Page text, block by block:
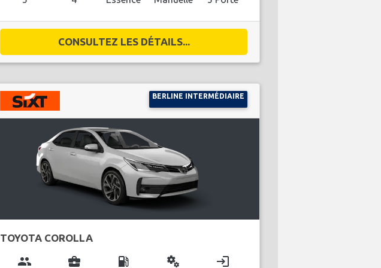
CONSULTEZ LES DÉTAILS...
BERLINE INTERMÉDIAIRE
TOYOTA COROLLA
group business_center local_gas_station miscellaneous_services login